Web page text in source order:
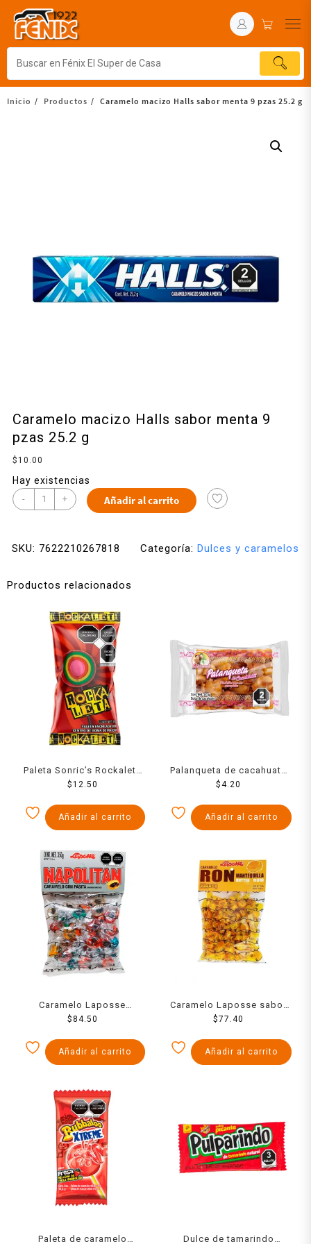
Inicio Productos Caramelo macizo Halls sabor menta 9 pzas 25.2 g
Caramelo macizo Halls sabor menta 9
pzas 25.2 g
$ 10.00
Hay existencias
- + Añadir al carrito
SKU: 7622210267818 Categoría: Dulces y caramelos
Productos relacionados
Paleta Sonric’s Rockaleta
enchilada 24 g
$12.50
Añadir al carrito
Palanqueta de cacahuate
Las Sevillanas 20 g
$4.20
Añadir al carrito
Caramelo Laposse
Napolitan con pasita
$ 84.50
Añadir al carrito
Caramelo Laposse sabor
ron mantequilla 350 g
$77.40
Añadir al carrito
Paleta de caramelo
Dulce de tamarindo